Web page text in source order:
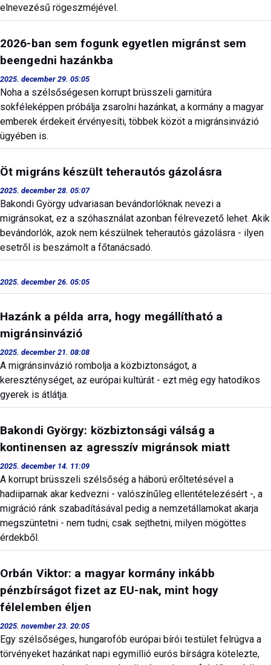
elnevezésű rögeszméjével.
2026-ban sem fogunk egyetlen migránst sem
beengedni hazánkba
2025. december 29. 05:05
Noha a szélsőségesen korrupt brüsszeli garnitúra
sokféleképpen próbálja zsarolni hazánkat, a kormány a magyar
emberek érdekeit érvényesíti, többek közöt a migránsinvázió
ügyében is.
Öt migráns készült teherautós gázolásra
2025. december 28. 05:07
Bakondi György udvariasan bevándorlóknak nevezi a
migránsokat, ez a szóhasználat azonban félrevezető lehet. Akik
bevándorlók, azok nem készülnek teherautós gázolásra - ilyen
esetről is beszámolt a főtanácsadó.
2025. december 26. 05:05
Hazánk a példa arra, hogy megállítható a
migránsinvázió
2025. december 21. 08:08
A migránsinvázió rombolja a közbiztonságot, a
kereszténységet, az európai kultúrát - ezt még egy hatodikos
gyerek is átlátja.
Bakondi György: közbiztonsági válság a
kontinensen az agresszív migránsok miatt
2025. december 14. 11:09
A korrupt brüsszeli szélsőség a háború erőltetésével a
hadiiparnak akar kedvezni - valószínűleg ellentételezésért -, a
migráció ránk szabadításával pedig a nemzetállamokat akarja
megszüntetni - nem tudni, csak sejthetni, milyen mögöttes
érdekből.
Orbán Viktor: a magyar kormány inkább
pénzbírságot fizet az EU-nak, mint hogy
félelemben éljen
2025. november 23. 20:05
Egy szélsőséges, hungarofób európai bírói testület felrúgva a
törvényeket hazánkat napi egymillió eurós bírságra kötelezte,